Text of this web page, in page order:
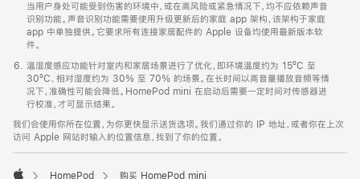
当用户身处可能受到伤害的环境中，或在高风险或紧急情况下，均不应依赖声音
识别功能。声音识别功能需要使用升级更新后的家庭 app 架构，该架构于家庭
app 中单独提供。它要求所有连接家居配件的 Apple 设备均使用最新版本软
件。
温湿度感应功能针对室内和家居场景进行了优化，即环境温度约为 15ºC 至
30ºC、相对湿度约为 30% 至 70% 的场景。在长时间以高音量播放音频等情
况下，准确性可能会降低。HomePod mini 在启动后需要一定时间对传感器进
行校准，才可显示结果。
我们会使用你所在位置，为你更快显示送货选项。我们通过你的 IP 地址，或者你在上次
访问 Apple 网站时输入的位置信息，找到了你的位置。
HomePod 购买 HomePod mini